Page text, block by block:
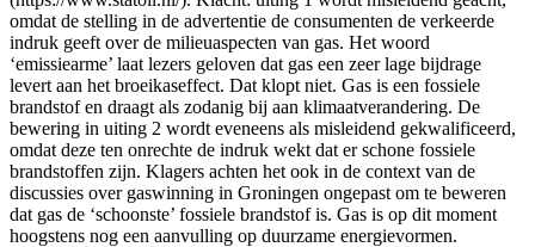
omdat de stelling in de advertentie de consumenten de verkeerde
indruk geeft over de milieuaspecten van gas. Het woord
‘emissiearme’ laat lezers geloven dat gas een zeer lage bijdrage
levert aan het broeikaseffect. Dat klopt niet. Gas is een fossiele
brandstof en draagt als zodanig bij aan klimaatverandering. De
bewering in uiting 2 wordt eveneens als misleidend gekwalificeerd,
omdat deze ten onrechte de indruk wekt dat er schone fossiele
brandstoffen zijn. Klagers achten het ook in de context van de
discussies over gaswinning in Groningen ongepast om te beweren
dat gas de ‘schoonste’ fossiele brandstof is. Gas is op dit moment
hoogstens nog een aanvulling op duurzame energievormen.